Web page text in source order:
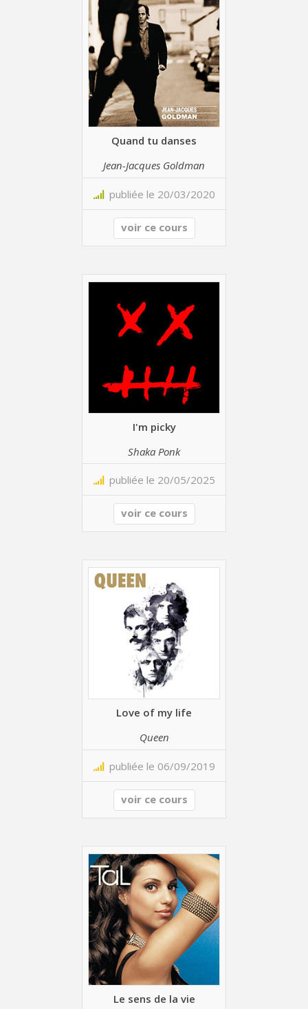
Quand tu danses
Jean-Jacques Goldman
publiée le 20/03/2020
voir ce cours
I'm picky
Shaka Ponk
publiée le 20/05/2025
voir ce cours
Love of my life
Queen
publiée le 06/09/2019
voir ce cours
Le sens de la vie